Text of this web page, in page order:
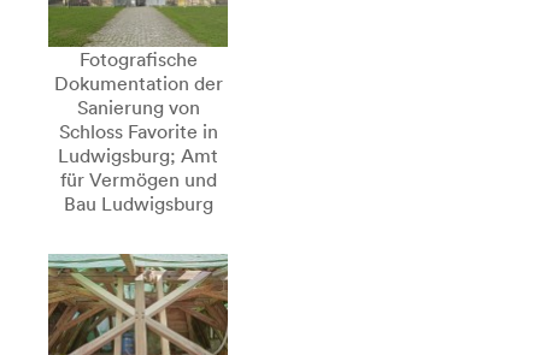
Fotografische
Dokumentation der
Sanierung von
Schloss Favorite in
Ludwigsburg; Amt
für Vermögen und
Bau Ludwigsburg